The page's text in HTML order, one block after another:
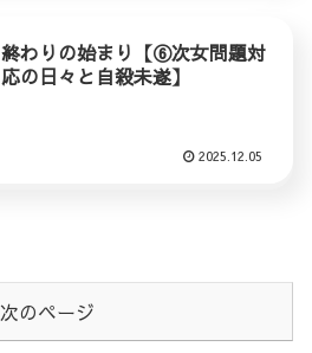
終わりの始まり【⑥次女問題対
応の日々と自殺未遂】
2025.12.05
次のページ